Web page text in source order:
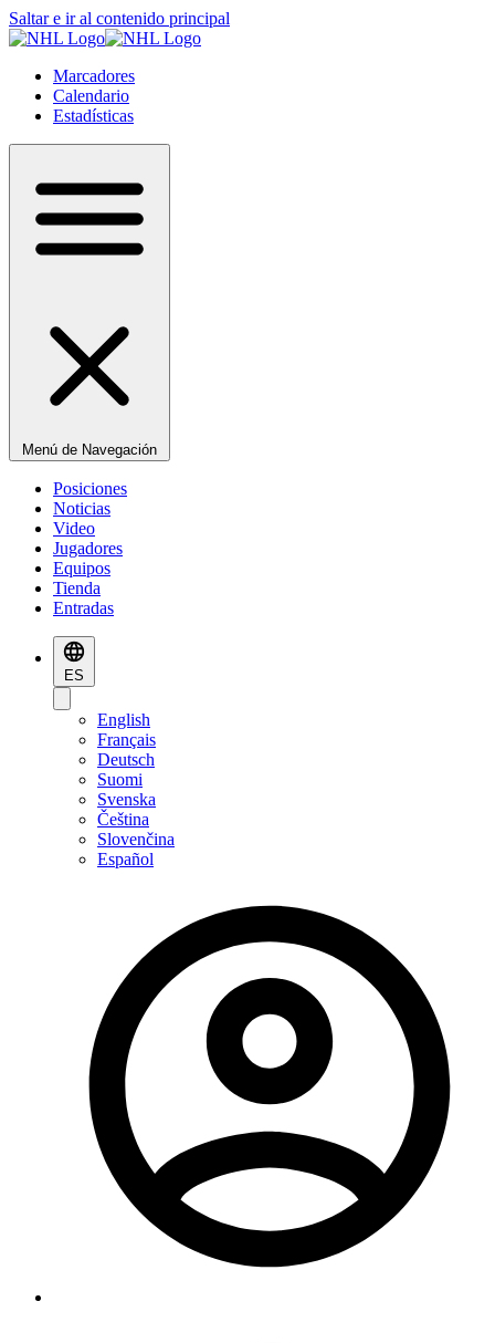
Saltar e ir al contenido principal
Marcadores
Calendario
Estadísticas
Menú de Navegación
Posiciones
Noticias
Video
Jugadores
Equipos
Tienda
Entradas
ES
English
Français
Deutsch
Suomi
Svenska
Čeština
Slovenčina
Español